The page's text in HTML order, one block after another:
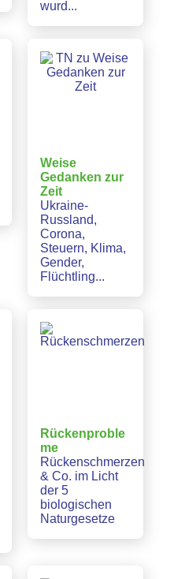
wurd...
Weise
Gedanken zur
Zeit
Ukraine-
Russland,
Corona,
Steuern, Klima,
Gender,
Flüchtling...
Rückenproble
me
Rückenschmerzen
& Co. im Licht
der 5
biologischen
Naturgesetze